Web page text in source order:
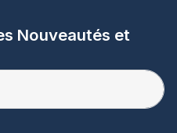
Nouveautés et